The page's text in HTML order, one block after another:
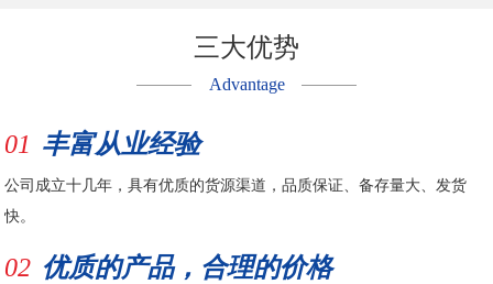
三大优势
Advantage
01 丰富从业经验
公司成立十几年，具有优质的货源渠道，品质保证、备存量大、发货
快。
02 优质的产品，合理的价格